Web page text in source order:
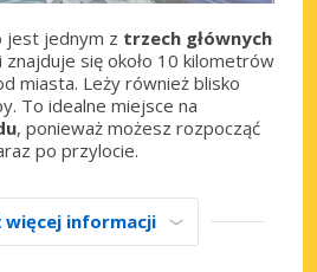
jest jednym z trzech głównych
i znajduje się około 10 kilometrów
miasta. Leży również blisko
To idealne miejsce na
, ponieważ możesz rozpocząć
po przylocie.
więcej informacji